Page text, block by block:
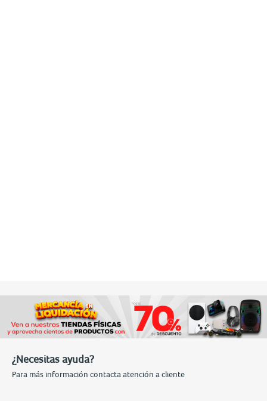
¿Necesitas ayuda?
Para más información contacta atención a cliente